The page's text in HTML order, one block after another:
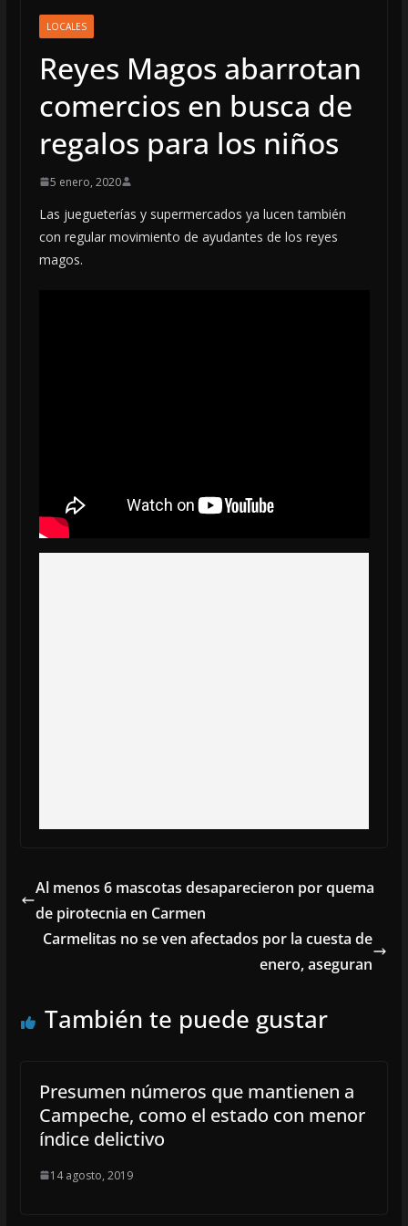
LOCALES
Reyes Magos abarrotan
comercios en busca de
regalos para los niños
5 enero, 2020
Las juegueterías y supermercados ya lucen también
con regular movimiento de ayudantes de los reyes
magos.
Al menos 6 mascotas desaparecieron por quema
de pirotecnia en Carmen
Carmelitas no se ven afectados por la cuesta de
enero, aseguran
También te puede gustar
Presumen números que mantienen a
Campeche, como el estado con menor
índice delictivo
14 agosto, 2019